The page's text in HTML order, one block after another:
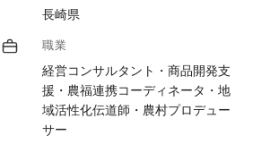
長崎県
職業
経営コンサルタント・商品開発支
援・農福連携コーディネータ・地
域活性化伝道師・農村プロデュー
サー